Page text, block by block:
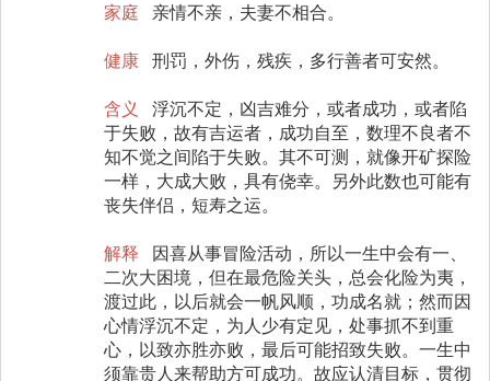
家庭 亲情不亲，夫妻不相合。
健康 刑罚，外伤，残疾，多行善者可安然。
含义
浮沉不定，凶吉难分，或者成功，或者陷
于失败，故有吉运者，成功自至，数理不良者不
知不觉之间陷于失败。其不可测，就像开矿探险
一样，大成大败，具有侥幸。另外此数也可能有
丧失伴侣，短寿之运。
解释
因喜从事冒险活动，所以一生中会有一、
二次大困境，但在最危险关头，总会化险为夷，
渡过此，以后就会一帆风顺，功成名就；然而因
心情浮沉不定，为人少有定见，处事抓不到重
心，以致亦胜亦败，最后可能招致失败。一生中
须靠贵人来帮助方可成功。故应认清目标，贯彻